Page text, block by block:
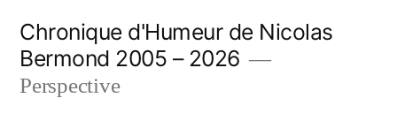
contenu
Chronique d'Humeur de Nicolas
Bermond 2005 – 2026
Perspective